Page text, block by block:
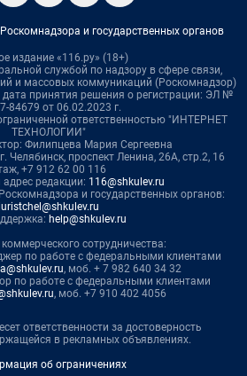
и государственных органов
издание «116.ру» (18+)
службой по надзору в сфере связи,
и массовых коммуникаций (Роскомнадзор)
принятия решения о регистрации: ЭЛ №
84679 от 06.02.2023 г.
ответственностью "ИНТЕРНЕТ
ТЕХНОЛОГИИ"
Филипцева Мария Сергеевна
Челябинск, проспект Ленина, 26А, стр.2, 16
+7 912 62 00 116
редакции: 116@shkulev.ru
и государственных органов:
help@shkulev.ru
сотрудничества:
по работе с федеральными клиентами
, моб. + 7 982 640 34 32
по работе с федеральными клиентами
, моб. +7 910 402 4056
ответственности за достоверность
в рекламных объявлениях.
об ограничениях